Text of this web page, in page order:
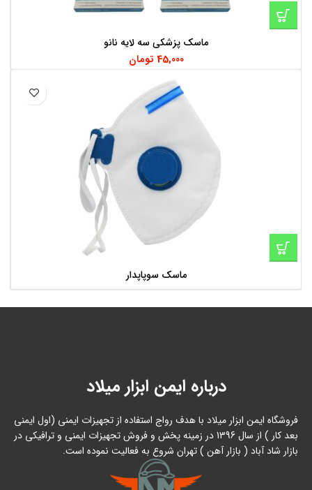
ماسک پزشکی سه لایه نانو
45,000 تومان
ماسک سوپاپدار
درباره ایمن ابزار میلاد
فروشگاه ایمن ابزار میلاد با هدف رواج استفاده از تجهیزات ایمنی (اول ایمنی
بعد کار ) از سال 1396 در زمینه پخش و فروش تجهیزات ایمنی و ترافیکی در
بازار شاد آباد ( بازار آهن ) تهران شروع به فعالیت نموده است.